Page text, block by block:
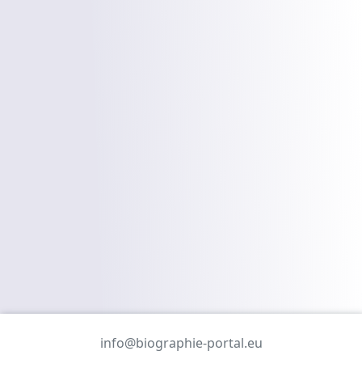
info@biographie-portal.eu